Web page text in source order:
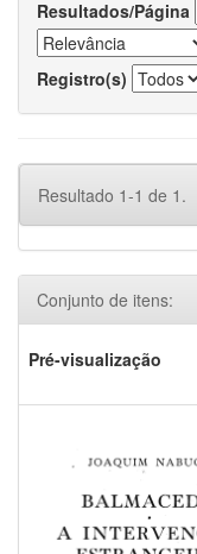
Resultados/Página
Registro(s)
Resultado 1-1 de 1.
Conjunto de itens:
Pré-visualização